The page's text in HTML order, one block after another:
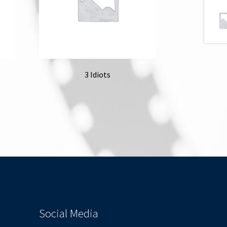
3 Idiots
Social Media